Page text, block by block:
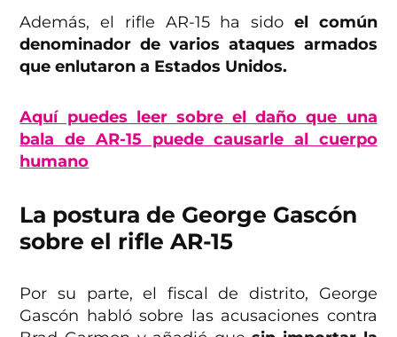
Además, el rifle AR-15 ha sido el común
denominador de varios ataques armados
que enlutaron a Estados Unidos.
Aquí puedes leer sobre el daño que una
bala de AR-15 puede causarle al cuerpo
humano
La postura de George Gascón
sobre el rifle AR-15
Por su parte, el fiscal de distrito, George
Gascón habló sobre las acusaciones contra